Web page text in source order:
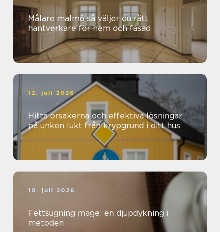
Målare malmö så väljer du rätt
hantverkare för hem och fasad
12. juli 2026
Hitta orsakerna och effektiva lösningar
på unken lukt från krypgrund i ditt hus
10. juli 2026
Fettsugning mage: en djupdykning i
metoden